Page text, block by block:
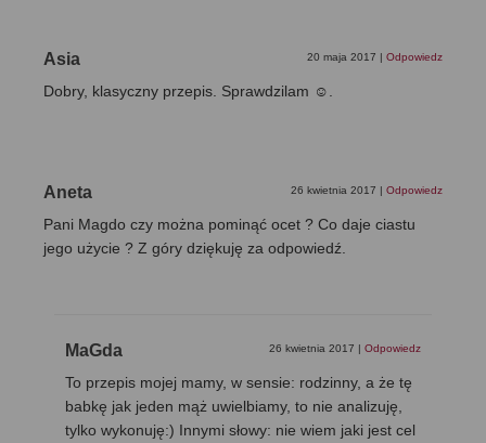
Asia 20 maja 2017 | Odpowiedz
Dobry, klasyczny przepis. Sprawdzilam ☺.
Aneta 26 kwietnia 2017 | Odpowiedz
Pani Magdo czy można pominąć ocet ? Co daje ciastu
jego użycie ? Z góry dziękuję za odpowiedź.
MaGda 26 kwietnia 2017 | Odpowiedz
To przepis mojej mamy, w sensie: rodzinny, a że tę
babkę jak jeden mąż uwielbiamy, to nie analizuję,
tylko wykonuję:) Innymi słowy: nie wiem jaki jest cel